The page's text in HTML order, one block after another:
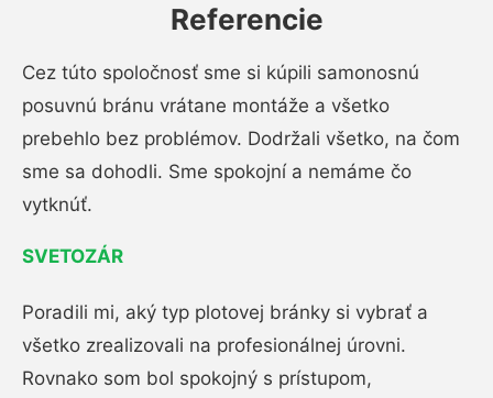
Referencie
Cez túto spoločnosť sme si kúpili samonosnú
posuvnú bránu vrátane montáže a všetko
prebehlo bez problémov. Dodržali všetko, na čom
sme sa dohodli. Sme spokojní a nemáme čo
vytknúť.
SVETOZÁR
Poradili mi, aký typ plotovej bránky si vybrať a
všetko zrealizovali na profesionálnej úrovni.
Rovnako som bol spokojný s prístupom,